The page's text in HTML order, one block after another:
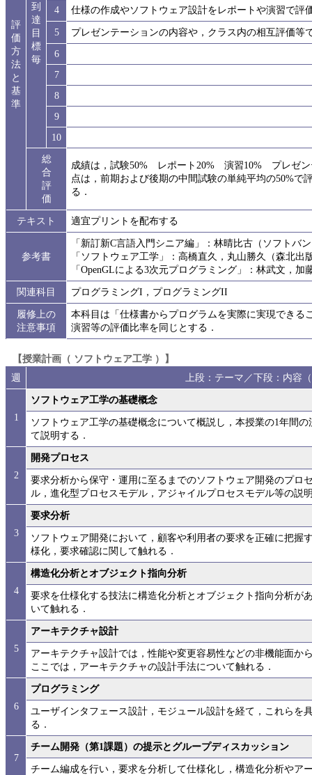
評
価
方
法
と
基
準
到
達
目
標
毎
4
仕様の作成やソフトウェア設計をレポートや演習で評
5
プレゼンテーションの内容や，クラス内の相互評価等
6
7
8
9
10
総
合
評
価
成績は，試験50% レポート20% 演習10% プレゼ
点は，前期および後期の中間試験の単純平均の50%で
る．
テキスト 適宜プリントを配布する
参考書
「新訂新C言語入門シニア編」：林晴比古（ソフトバ
「ソフトウェア工学」：高橋直久，丸山勝久（森北出
「OpenGLによる3次元プログラミング」：林武文，加
関連科目
プログラミングI，プログラミングII
履修上の
注意事項
本科目は「仕様書からプログラムを実際に実現でき
演習等の評価比率を同じとする．
【授業計画（ ソフトウェア工学 ）】
週
上段：テーマ／下段：内容
1
ソフトウェア工学の基礎概念
ソフトウェア工学の基礎概念について概説し，本授業の1年間
て説明する．
2
開発プロセス
要求分析から保守・運用に至るまでのソフトウェア開発のプロ
ル，進化型プロセスモデル，アジャイルプロセスモデル等の説
3
要求分析
ソフトウェア開発において，顧客や利用者の要求を正確に把握
様化，要求確認に関して触れる．
4
構造化分析とオブジェクト指向分析
要求を仕様化する技法に構造化分析とオブジェクト指向分析が
いて触れる．
5
アーキテクチャ設計
アーキテクチャ設計では，性能や変更容易性などの非機能面か
ここでは，アーキテクチャの設計手法について触れる．
6
プログラミング
ユーザインタフェース設計，モジュール設計を経て，これらを
る．
7
チーム開発（第1課題）の提示とグループディスカッション
チーム編成を行い，要求を分析して仕様化し，構造化分析やア